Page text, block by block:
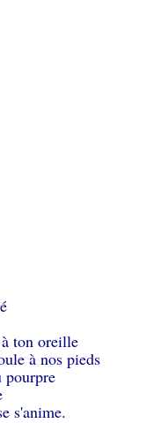
ton oreille
à nos pieds
pourpre
s'anime.